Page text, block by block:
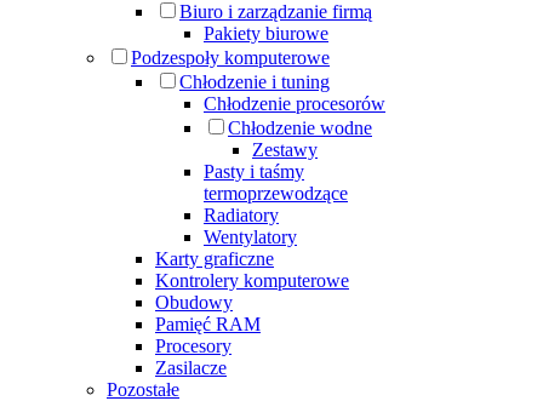
Biuro i zarządzanie firmą
Pakiety biurowe
Podzespoły komputerowe
Chłodzenie i tuning
Chłodzenie procesorów
Chłodzenie wodne
Zestawy
Pasty i taśmy
termoprzewodzące
Radiatory
Wentylatory
Karty graficzne
Kontrolery komputerowe
Obudowy
Pamięć RAM
Procesory
Zasilacze
Pozostałe